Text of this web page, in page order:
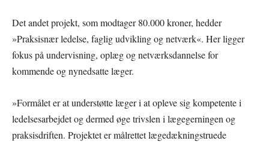
Det andet projekt, som modtager 80.000 kroner, hedder
»Praksisnær ledelse, faglig udvikling og netværk«. Her ligger
fokus på undervisning, oplæg og netværksdannelse for
kommende og nynedsatte læger.
»Formålet er at understøtte læger i at opleve sig kompetente i
ledelsesarbejdet og dermed øge trivslen i lægegerningen og
praksisdriften. Projektet er målrettet lægedækningstruede